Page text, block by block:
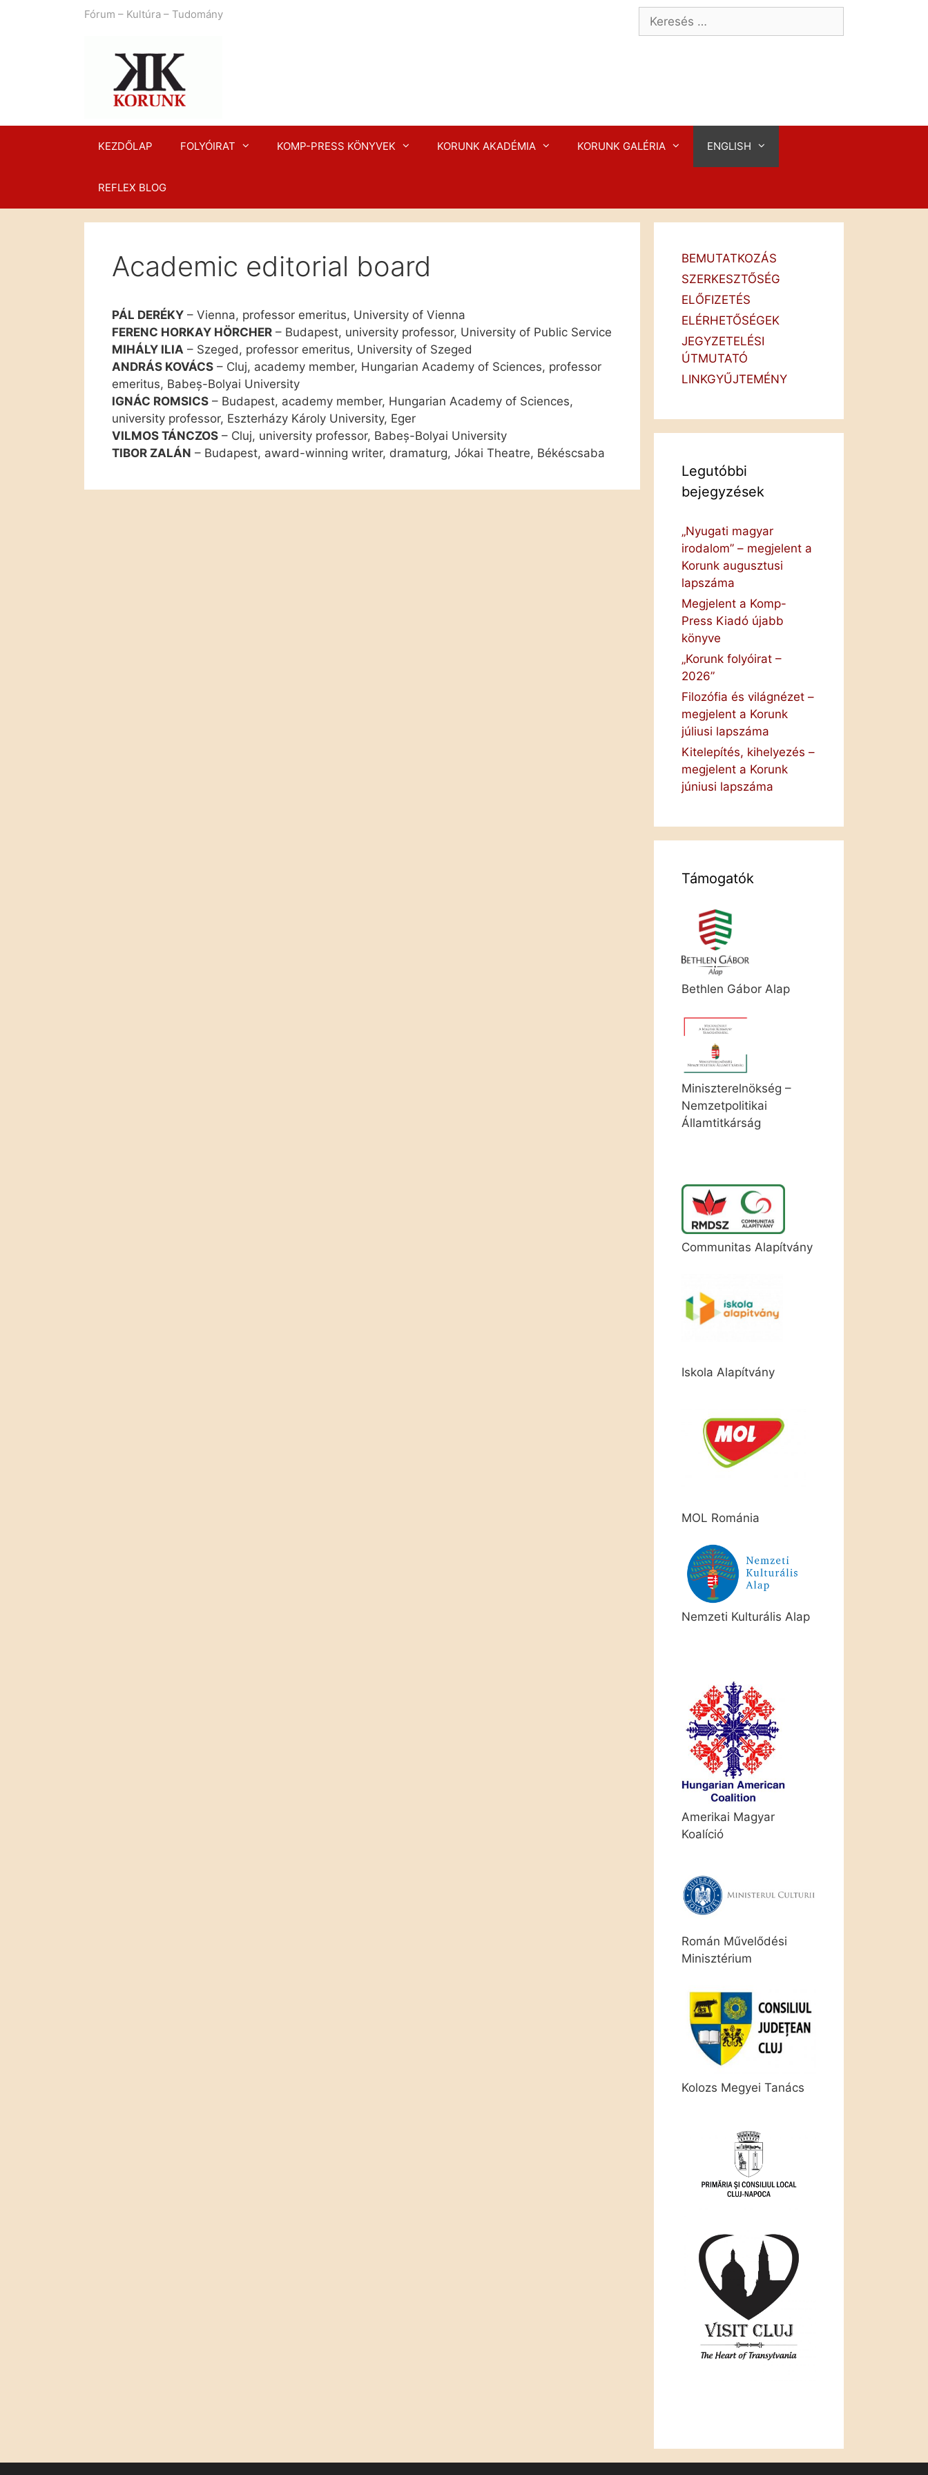
Keresés:
Fórum – Kultúra – Tudomány
KEZDŐLAP FOLYÓIRAT KOMP-PRESS KÖNYVEK KORUNK AKADÉMIA KORUNK GALÉRIA ENGLISH
REFLEX BLOG
Academic editorial board
PÁL DERÉKY – Vienna, professor emeritus, University of Vienna
FERENC HORKAY HÖRCHER – Budapest, university professor, University of Public Service
MIHÁLY ILIA – Szeged, professor emeritus, University of Szeged
ANDRÁS KOVÁCS – Cluj, academy member, Hungarian Academy of Sciences, professor
emeritus, Babeș-Bolyai University
IGNÁC ROMSICS – Budapest, academy member, Hungarian Academy of Sciences,
university professor, Eszterházy Károly University, Eger
VILMOS TÁNCZOS – Cluj, university professor, Babeș-Bolyai University
TIBOR ZALÁN – Budapest, award-winning writer, dramaturg, Jókai Theatre, Békéscsaba
BEMUTATKOZÁS
SZERKESZTŐSÉG
ELŐFIZETÉS
ELÉRHETŐSÉGEK
JEGYZETELÉSI
ÚTMUTATÓ
LINKGYŰJTEMÉNY
Legutóbbi
bejegyzések
„Nyugati magyar
irodalom” – megjelent a
Korunk augusztusi
lapszáma
Megjelent a Komp-
Press Kiadó újabb
könyve
„Korunk folyóirat –
2026”
Filozófia és világnézet –
megjelent a Korunk
júliusi lapszáma
Kitelepítés, kihelyezés –
megjelent a Korunk
júniusi lapszáma
Támogatók
Bethlen Gábor Alap
Miniszterelnökség –
Nemzetpolitikai
Államtitkárság
Communitas Alapítvány
Iskola Alapítvány
MOL Románia
Nemzeti Kulturális Alap
Amerikai Magyar
Koalíció
Román Művelődési
Minisztérium
Kolozs Megyei Tanács